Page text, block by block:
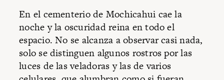
En el cementerio de Mochicahui cae la
noche y la oscuridad reina en todo el
espacio. No se alcanza a observar casi nada,
solo se distinguen algunos rostros por las
luces de las veladoras y las de varios